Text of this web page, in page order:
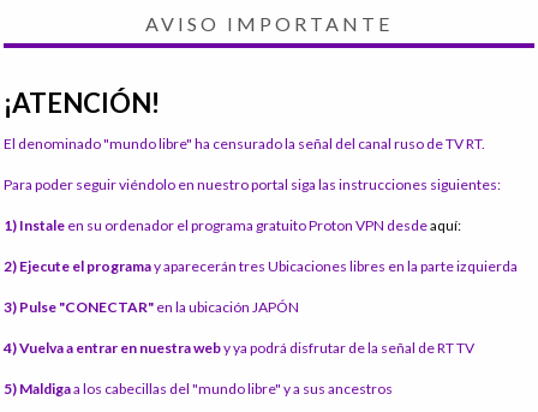
AVISO IMPORTANTE
¡ATENCIÓN!
El denominado "mundo libre" ha censurado la señal del canal ruso de TV RT.
Para poder seguir viéndolo en nuestro portal siga las instrucciones siguientes:
1) Instale en su ordenador el programa gratuito Proton VPN desdeaquí:
2) Ejecute el programay aparecerán tres Ubicaciones libres en la parte izquierda
3) Pulse "CONECTAR" en la ubicación JAPÓN
4) Vuelva a entrar en nuestra weby ya podrá disfrutar de la señal de RT TV
5) Maldigaa los cabecillas del "mundo libre" y a sus ancestros